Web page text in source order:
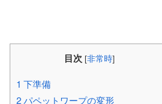
目次 [非常時]
1 下準備
2パペットワープの変形